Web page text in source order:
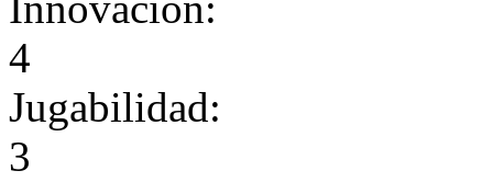
4
Jugabilidad:
3